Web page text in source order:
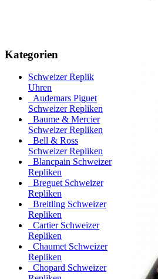
Kategorien
Schweizer Replik
Uhren
Audemars Piguet
Schweizer Repliken
Baume & Mercier
Schweizer Repliken
Bell & Ross
Schweizer Repliken
Blancpain Schweizer
Repliken
Breguet Schweizer
Repliken
Breitling Schweizer
Repliken
Cartier Schweizer
Repliken
Chaumet Schweizer
Repliken
Chopard Schweizer